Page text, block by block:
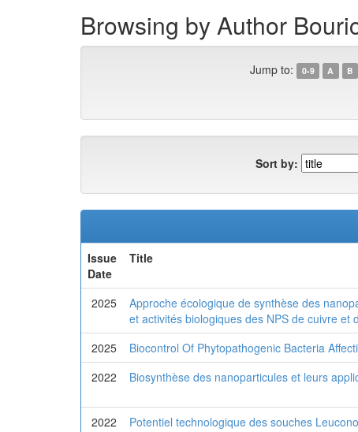
Browsing by Author
Jump to: 0-9 A B
Sort by:
Issue
Date
Title
2025
Approche écologique de synthèse des
et activités biologiques des NPS de cuivre
2025
Biocontrol Of Phytopathogenic Bacteria
2022
Biosynthèse des nanoparticules et leurs
2022
Potentiel technologique des souches